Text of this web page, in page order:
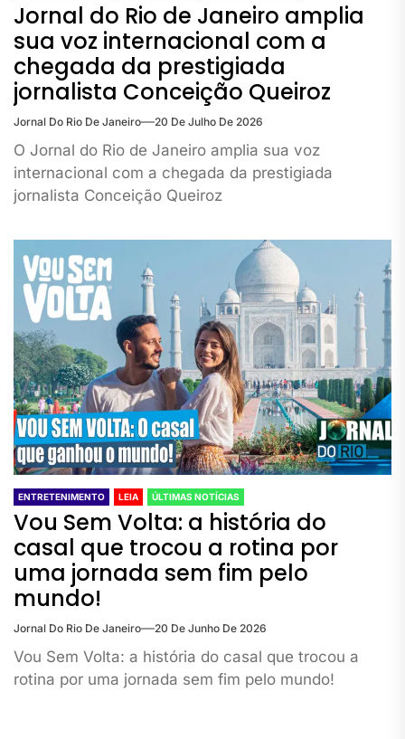
Jornal do Rio de Janeiro amplia
sua voz internacional com a
chegada da prestigiada
jornalista Conceição Queiroz
Jornal Do Rio De Janeiro 20 De Julho De 2026
O Jornal do Rio de Janeiro amplia sua voz
internacional com a chegada da prestigiada
jornalista Conceição Queiroz
ENTRETENIMENTO LEIA ÚLTIMAS NOTÍCIAS
Vou Sem Volta: a história do
casal que trocou a rotina por
uma jornada sem fim pelo
mundo!
Jornal Do Rio De Janeiro 20 De Junho De 2026
Vou Sem Volta: a história do casal que trocou a
rotina por uma jornada sem fim pelo mundo!